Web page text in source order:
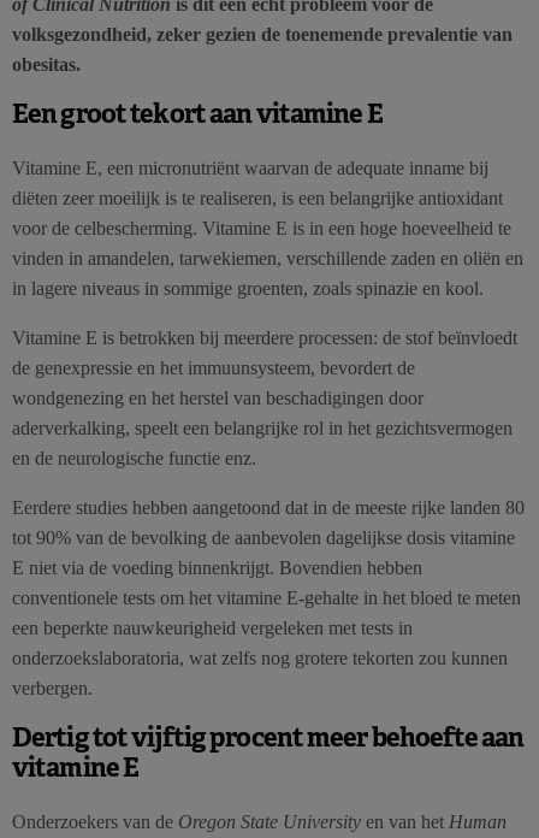
volksgezondheid, zeker gezien de toenemende prevalentie van
obesitas.
Een groot tekort aan vitamine E
Vitamine E, een micronutriënt waarvan de adequate inname bij
diëten zeer moeilijk is te realiseren, is een belangrijke antioxidant
voor de celbescherming. Vitamine E is in een hoge hoeveelheid te
vinden in amandelen, tarwekiemen, verschillende zaden en oliën en
in lagere niveaus in sommige groenten, zoals spinazie en kool.
Vitamine E is betrokken bij meerdere processen: de stof beïnvloedt
de genexpressie en het immuunsysteem, bevordert de
wondgenezing en het herstel van beschadigingen door
aderverkalking, speelt een belangrijke rol in het gezichtsvermogen
en de neurologische functie enz.
Eerdere studies hebben aangetoond dat in de meeste rijke landen 80
tot 90% van de bevolking de aanbevolen dagelijkse dosis vitamine
E niet via de voeding binnenkrijgt. Bovendien hebben
conventionele tests om het vitamine E-gehalte in het bloed te meten
een beperkte nauwkeurigheid vergeleken met tests in
onderzoekslaboratoria, wat zelfs nog grotere tekorten zou kunnen
verbergen.
Dertig tot vijftig procent meer behoefte aan
vitamine E
Onderzoekers van de Oregon State University en van het Human